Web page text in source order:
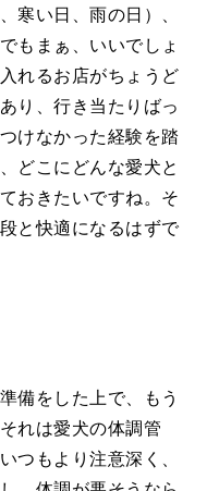
寒い日、雨の日）、
もまぁ、いいでしょ
れるお店がちょうど
り、行き当たりばっ
けなかった経験を踏
どこにどんな愛犬と
おきたいですね。そ
と快適になるはずで
備をした上で、もう
れは愛犬の体調管
つもより注意深く、